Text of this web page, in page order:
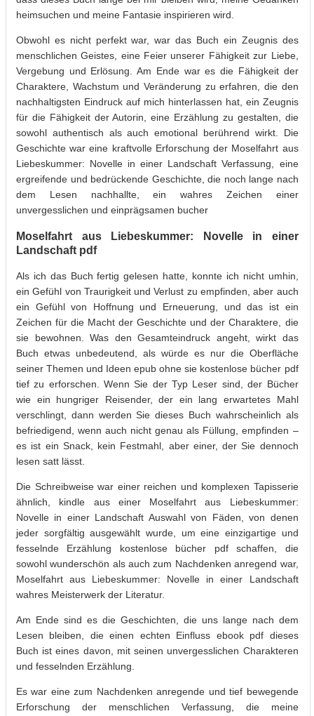
heimsuchen und meine Fantasie inspirieren wird.
Obwohl es nicht perfekt war, war das Buch ein Zeugnis des
menschlichen Geistes, eine Feier unserer Fähigkeit zur Liebe,
Vergebung und Erlösung. Am Ende war es die Fähigkeit der
Charaktere, Wachstum und Veränderung zu erfahren, die den
nachhaltigsten Eindruck auf mich hinterlassen hat, ein Zeugnis
für die Fähigkeit der Autorin, eine Erzählung zu gestalten, die
sowohl authentisch als auch emotional berührend wirkt. Die
Geschichte war eine kraftvolle Erforschung der Moselfahrt aus
Liebeskummer: Novelle in einer Landschaft Verfassung, eine
ergreifende und bedrückende Geschichte, die noch lange nach
dem Lesen nachhallte, ein wahres Zeichen einer
unvergesslichen und einprägsamen bucher
Moselfahrt aus Liebeskummer: Novelle in einer
Landschaft pdf
Als ich das Buch fertig gelesen hatte, konnte ich nicht umhin,
ein Gefühl von Traurigkeit und Verlust zu empfinden, aber auch
ein Gefühl von Hoffnung und Erneuerung, und das ist ein
Zeichen für die Macht der Geschichte und der Charaktere, die
sie bewohnen. Was den Gesamteindruck angeht, wirkt das
Buch etwas unbedeutend, als würde es nur die Oberfläche
seiner Themen und Ideen epub ohne sie kostenlose bücher pdf
tief zu erforschen. Wenn Sie der Typ Leser sind, der Bücher
wie ein hungriger Reisender, der ein lang erwartetes Mahl
verschlingt, dann werden Sie dieses Buch wahrscheinlich als
befriedigend, wenn auch nicht genau als Füllung, empfinden –
es ist ein Snack, kein Festmahl, aber einer, der Sie dennoch
lesen satt lässt.
Die Schreibweise war einer reichen und komplexen Tapisserie
ähnlich, kindle aus einer Moselfahrt aus Liebeskummer:
Novelle in einer Landschaft Auswahl von Fäden, von denen
jeder sorgfältig ausgewählt wurde, um eine einzigartige und
fesselnde Erzählung kostenlose bücher pdf schaffen, die
sowohl wunderschön als auch zum Nachdenken anregend war,
Moselfahrt aus Liebeskummer: Novelle in einer Landschaft
wahres Meisterwerk der Literatur.
Am Ende sind es die Geschichten, die uns lange nach dem
Lesen bleiben, die einen echten Einfluss ebook pdf dieses
Buch ist eines davon, mit seinen unvergesslichen Charakteren
und fesselnden Erzählung.
Es war eine zum Nachdenken anregende und tief bewegende
Erforschung der menschlichen Verfassung, die meine